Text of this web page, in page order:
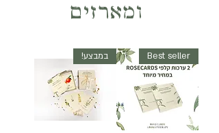
Best seller במבצע!